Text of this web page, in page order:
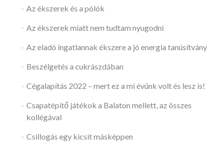
Az ékszerek és a pólók
Az ékszerek miatt nem tudtam nyugodni
Az eladó ingatlannak ékszere a jó energia tanúsítvány
Beszélgetés a cukrászdában
Cégalapítás 2022 – mert ez a mi évünk volt és lesz is!
Csapatépítő játékok a Balaton mellett, az összes
kollégával
Csillogás egy kicsit másképpen